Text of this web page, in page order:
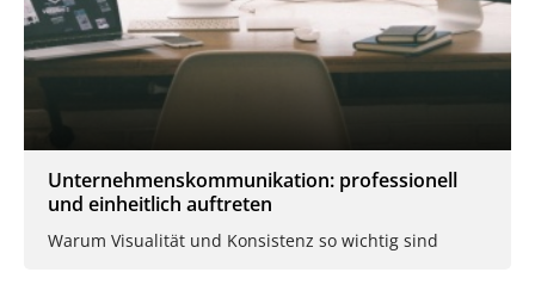
Unternehmenskommunikation: professionell
und einheitlich auftreten
Warum Visualität und Konsistenz so wichtig sind